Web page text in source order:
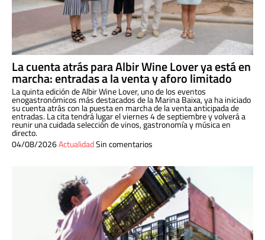
La cuenta atrás para Albir Wine Lover ya está en
marcha: entradas a la venta y aforo limitado
La quinta edición de Albir Wine Lover, uno de los eventos
enogastronómicos más destacados de la Marina Baixa, ya ha iniciado
su cuenta atrás con la puesta en marcha de la venta anticipada de
entradas. La cita tendrá lugar el viernes 4 de septiembre y volverá a
reunir una cuidada selección de vinos, gastronomía y música en
directo.
04/08/2026ActualidadSin comentarios